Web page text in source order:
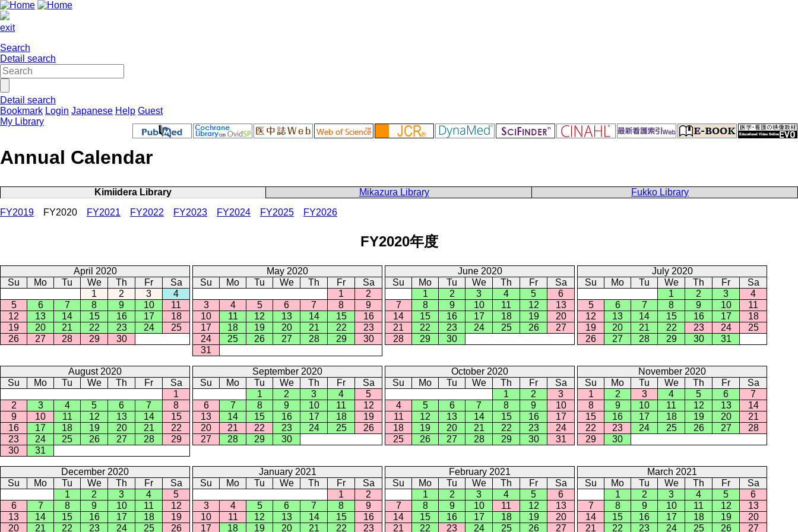
exit
Search
Detail search
Detail search
Bookmark Login Japanese Help Guest
My Library
Annual Calendar
Kimiidera Library Mikazura Library
Fukko Library
FY2019
FY2020 FY2021 FY2022 FY2023 FY2024 FY2025 FY2026
FY2020年度
April 2020
Su
Mo Tu We Th Fr
Sa
1
2 3
4
5
6 7 8 9 10
11
12
13 14 15 16 17
18
19
20 21 22 23 24
25
26
27 28 29 30
May 2020
Su
Mo Tu We Th Fr
Sa
1
2
3
4 5 6 7 8
9
10
11 12 13 14 15
16
17
18 19 20 21 22
23
24
25 26 27 28 29
30
31
June 2020
Su
Mo Tu We Th Fr
Sa
1
2 3 4 5
6
7
8 9 10 11 12
13
14
15 16 17 18 19
20
21
22 23 24 25 26
27
28
29 30
July 2020
Su
Mo Tu We Th Fr
Sa
1
2 3
4
5
6 7 8 9 10
11
12
13 14 15 16 17
18
19
20 21 22 23 24
25
26
27 28 29 30 31
August 2020
Su
Mo Tu We Th Fr
Sa
1
2
3 4 5 6 7
8
9
10 11 12 13 14
15
16
17 18 19 20 21
22
23
24 25 26 27 28
29
30
31
September 2020
Su
Mo Tu We Th Fr
Sa
1
2 3 4
5
6
7 8 9 10 11
12
13
14 15 16 17 18
19
20
21 22 23 24 25
26
27
28 29 30
October 2020
Su
Mo Tu We Th Fr
Sa
1
2
3
4
5 6 7 8 9
10
11
12 13 14 15 16
17
18
19 20 21 22 23
24
25
26 27 28 29 30 31
November 2020
Su
Mo Tu We Th Fr
Sa
1
2 3 4 5 6
7
8
9 10 11 12 13
14
15
16 17 18 19 20
21
22
23 24 25 26 27
28
29
30
December 2020
Su
Mo Tu We Th Fr
Sa
1
2 3 4
5
6
7 8 9 10 11
12
13
14 15 16 17 18
19
20
21 22 23 24 25 26
January 2021
Su
Mo Tu We Th Fr
Sa
1
2
3
4 5 6 7 8
9
10
11 12 13 14 15
16
17
18 19 20 21 22 23
February 2021
Su
Mo Tu We Th Fr
Sa
1
2 3 4 5
6
7
8 9 10 11 12
13
14
15 16 17 18 19
20
21
22 23 24 25 26 27
March 2021
Su
Mo Tu We Th Fr
Sa
1
2 3 4 5
6
7
8 9 10 11 12
13
14
15 16 17 18 19
20
21
22 23 24 25 26 27